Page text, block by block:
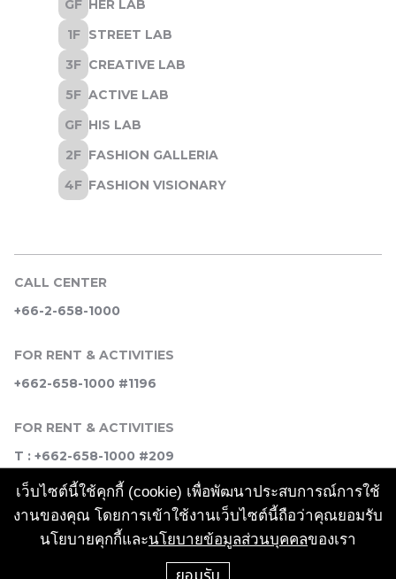
เว็บไซต์นี้ใช้คุกกี้ (cookie) เพื่อพัฒนาประสบการณ์การใช้
งานของคุณ โดยการเข้าใช้งานเว็บไซต์นี้ถือว่าคุณยอมรับ
นโยบายคุกกี้และนโยบายข้อมูลส่วนบุคคลของเรา
ยอมรับ
CALL CENTER
+66-2-658-1000
FOR RENT & ACTIVITIES
+662-658-1000 #1196
FOR RENT & ACTIVITIES
T : +662-658-1000 #209
SOCIAL MEDIA